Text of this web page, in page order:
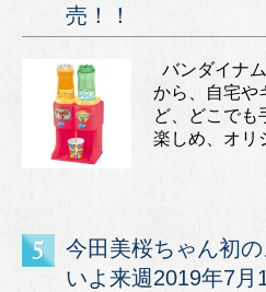
売！！
バンダイナ
から、自宅や
ど、どこでも
楽しめ、オリ
今田美桜ちゃん初
いよ来週2019年7月